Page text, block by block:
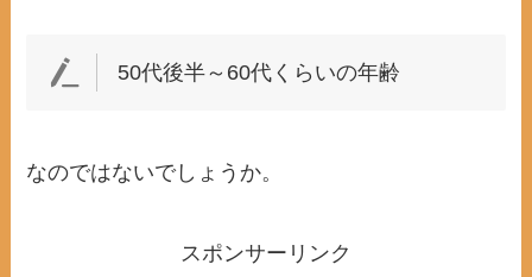
50代後半～60代くらいの年齢
なのではないでしょうか。
スポンサーリンク